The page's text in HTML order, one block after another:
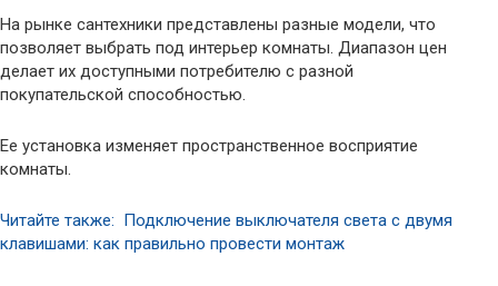
На рынке сантехники представлены разные модели, что
позволяет выбрать под интерьер комнаты. Диапазон цен
делает их доступными потребителю с разной
покупательской способностью.
Ее установка изменяет пространственное восприятие
комнаты.
Читайте также: Подключение выключателя света с двумя
клавишами: как правильно провести монтаж